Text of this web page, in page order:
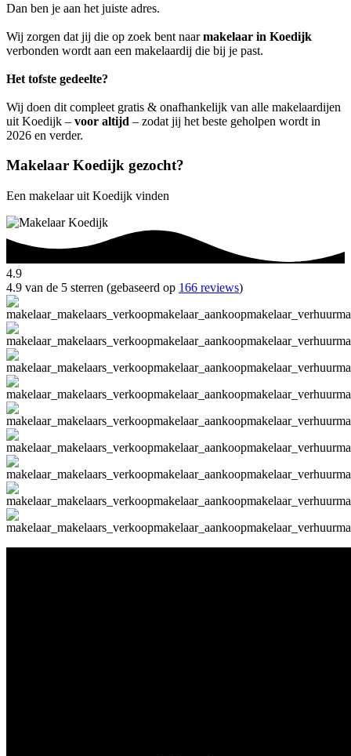
Dan ben je aan het juiste adres.
Wij zorgen dat jij die op zoek bent naarmakelaar in Koedijk
verbonden wordt aan een makelaardij die bij je past.
Het tofste gedeelte?
Wij doen dit compleet gratis & onafhankelijk van alle makelaardijen
uit Koedijk – voor altijd – zodat jij het beste geholpen wordt in
2026 en verder.
Makelaar Koedijk gezocht?
Een makelaar uit Koedijk vinden
4.9
4.9 van de 5 sterren (gebaseerd op 166 reviews)